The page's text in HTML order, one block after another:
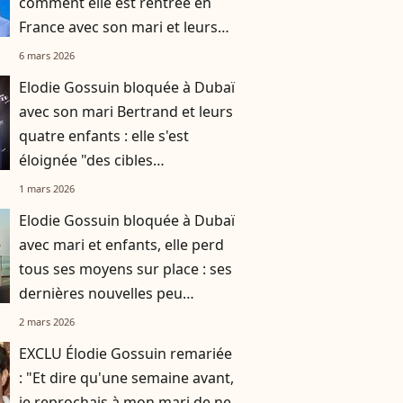
France avec son mari et leurs
enfants
6 mars 2026
Elodie Gossuin bloquée à Dubaï
avec son mari Bertrand et leurs
quatre enfants : elle s'est
éloignée "des cibles
potentielles"
1 mars 2026
Elodie Gossuin bloquée à Dubaï
avec mari et enfants, elle perd
tous ses moyens sur place : ses
dernières nouvelles peu
réjouissantes
2 mars 2026
EXCLU Élodie Gossuin remariée
: "Et dire qu'une semaine avant,